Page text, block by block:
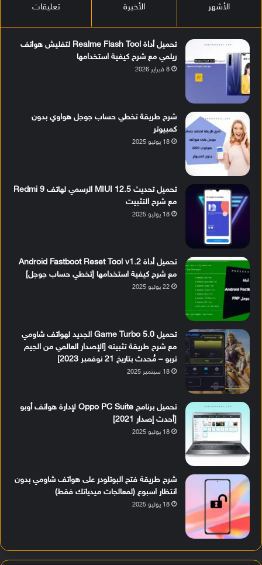
الأشهر الأخيرة تعليقات
تحميل أداة Realme Flash Tool لتفليش هواتف
ريلمي مع شرح كيفية استخدامها
8 فبراير 2026
شرح طريقة تخطي حساب جوجل هواوي بدون
كمبيوتر
18 يوليو 2025
تحميل تحديث MIUI 12.5 الرسمي لهاتف Redmi 9
مع شرح التثبيت
18 يوليو 2025
تحميل أداة Android Fastboot Reset Tool v1.2
مع شرح كيفية استخدامها [تخطي حساب جوجل]
22 يوليو 2025
تحميل Game Turbo 5.0 الجديد لهواتف شاومي
مع شرح طريقة تثبيته [الإصدار العالمي من الجيم
تربو – مُحدث بتاريخ 21 نوفمبر 2023]
18 سبتمبر 2025
تحميل برنامج Oppo PC Suite لإدارة هواتف أوبو
[أحدث إصدار 2021]
18 يوليو 2025
شرح طريقة فتح البوتلودر على هواتف شاومي بدون
انتظار اسبوع (لمعالجات ميدياتك فقط)
18 يوليو 2025